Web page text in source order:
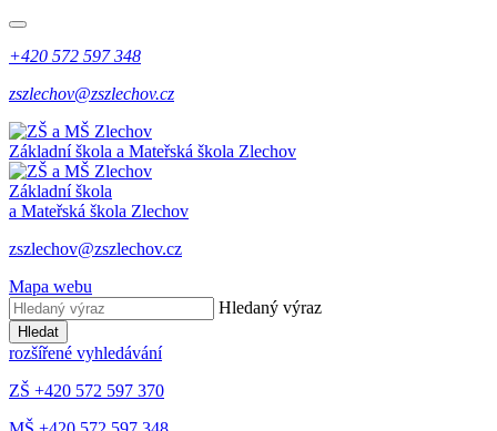
+420 572 597 348
zszlechov@zszlechov.cz
Základní škola a Mateřská škola Zlechov
Základní škola
a Mateřská škola Zlechov
zszlechov@zszlechov.cz
Mapa webu
Hledaný výraz
Hledat
rozšířené vyhledávání
ZŠ +420 572 597 370